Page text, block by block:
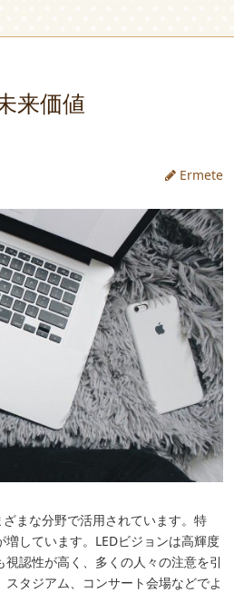
来価値
Ermete
まな分野で活用されています。 特
しています。LEDビジョンは高輝度
認性が高く、多くの人々の注意を引
タジアム、コンサート会場などでよ